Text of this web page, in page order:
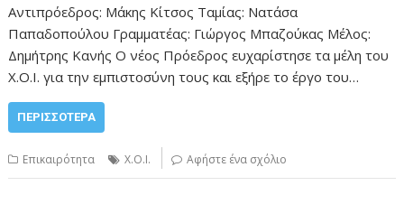
Αντιπρόεδρος: Μάκης Κίτσος Ταμίας: Νατάσα
Παπαδοπούλου Γραμματέας: Γιώργος Μπαζούκας Μέλος:
Δημήτρης Κανής Ο νέος Πρόεδρος ευχαρίστησε τα μέλη του
Χ.Ο.Ι. για την εμπιστοσύνη τους και εξήρε το έργο του…
ΠΕΡΙΣΣΌΤΕΡΑ
Επικαιρότητα X.O.I. Αφήστε ένα σχόλιο